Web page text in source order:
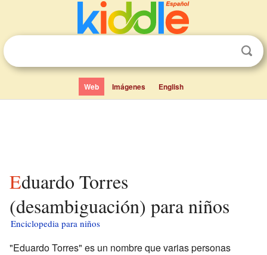
Web Imágenes English
Eduardo Torres
(desambiguación) para niños
Enciclopedia para niños
"Eduardo Torres" es un nombre que varias personas